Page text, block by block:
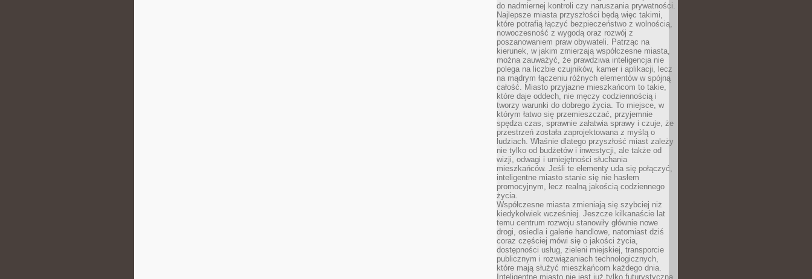
do nadmiernej kontroli czy naruszania prywatności.
Najlepsze miasta przyszłości będą więc takimi,
które potrafią łączyć bezpieczeństwo z wolnością,
nowoczesność z wygodą oraz rozwój z
poszanowaniem praw obywateli. Patrząc na
kierunek, w jakim zmierzają współczesne miasta,
można zauważyć, że prawdziwa inteligencja nie
polega na liczbie czujników, kamer i aplikacji, lecz
na mądrym łączeniu różnych elementów w spójną
całość. Miasto przyjazne mieszkańcom to takie,
które daje oddech, nie męczy codziennością i
tworzy warunki do dobrego życia. To miejsce, w
którym łatwo się przemieszczać, przyjemnie
spędza czas, sprawnie załatwia sprawy i czuje, że
przestrzeń została zaprojektowana z myślą o
ludziach. Właśnie dlatego przyszłość miast zależy
nie tylko od budżetów i inwestycji, ale także od
wizji, odwagi i umiejętności słuchania
mieszkańców. Jeśli te elementy uda się połączyć,
inteligentne miasto stanie się nie hasłem
promocyjnym, lecz realną jakością codziennego
życia.
Współczesne miasta zmieniają się szybciej niż
kiedykolwiek wcześniej. Jeszcze kilkanaście lat
temu centrum rozwoju stanowiły głównie nowe
drogi, osiedla i galerie handlowe, natomiast dziś
coraz częściej mówi się o jakości życia,
dostępności usług, zieleni miejskiej, transporcie
publicznym i rozwiązaniach technologicznych,
które mają służyć mieszkańcom każdego dnia.
Inteligentne miasto nie jest już tylko futurystyczną